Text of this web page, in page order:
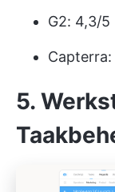
G2: 4,3/
5.